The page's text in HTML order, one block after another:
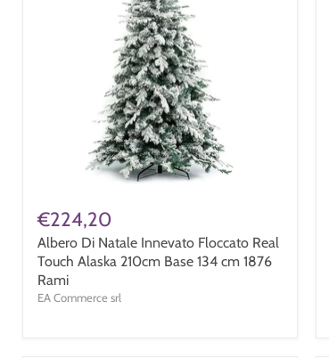
€224,20
Albero Di Natale Innevato Floccato Real
Touch Alaska 210cm Base 134 cm 1876
Rami
EA Commerce srl